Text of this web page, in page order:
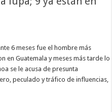
6 meses fue el hombre más
en Guatemala y meses más tarde lo
se le acusa de presunta
peculado y tráfico de influencias,